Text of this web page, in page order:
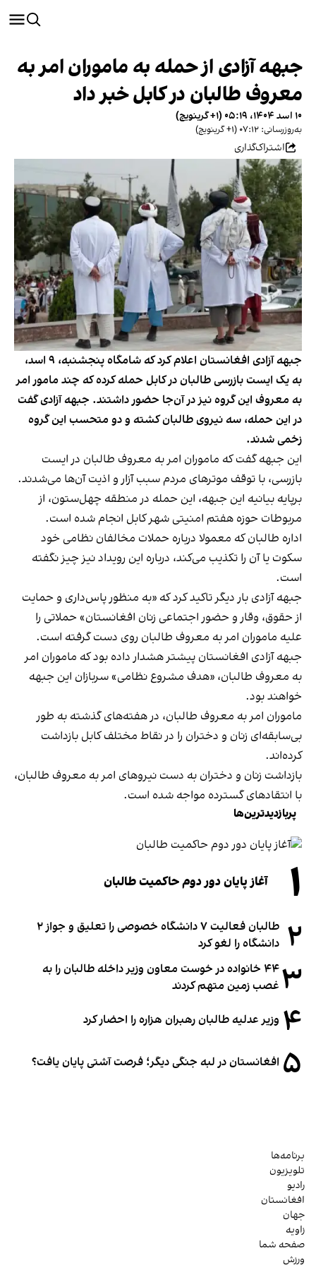
جبهه آزادی از حمله به ماموران امر به
معروف طالبان در کابل خبر داد
۱۰ اسد ۱۴۰۴، ۰۵:۱۹ (‎+۱ گرینویچ)
به‌روزرسانی: ۰۷:۱۲ (‎+۱ گرینویچ)
اشتراک‌گذاری
جبهه آزادی افغانستان اعلام کرد که شامگاه پنجشنبه، ۹ اسد،
به یک ایست بازرسی طالبان در کابل حمله کرده که چند مامور امر
به معروف این گروه نیز در آن‌جا حضور داشتند. جبهه آزادی گفت
در این حمله، سه نیروی طالبان کشته و دو متحسب این گروه
زخمی شدند.
این جبهه گفت که ماموران امر به معروف طالبان در ایست
بازرسی، با توقف موترهای مردم سبب آزار و اذیت آن‌ها می‌شدند.
برپایه بیانیه این جبهه، این حمله در منطقه چهل‌ستون، از
مربوطات حوزه هفتم امنیتی شهر کابل انجام شده است.
اداره طالبان که معمولا درباره حملات مخالفان نظامی خود
سکوت یا آن را تکذیب می‌کند، درباره این رویداد نیز چیز نگفته
است.
جبهه آزادی بار دیگر تاکید کرد که «به منظور پاس‌داری و حمایت
از حقوق، وقار و حضور اجتماعی زنان افغانستان» حملاتی را
علیه ماموران امر به معروف طالبان روی دست گرفته است.
جبهه آزادی افغانستان پیشتر هشدار داده بود که ماموران امر
به معروف طالبان، «هدف مشروع نظامی» سربازان این جبهه
خواهند بود.
ماموران امر به معروف طالبان، در هفته‌های گذشته به طور
بی‌سابقه‌ای زنان و دختران را در نقاط مختلف کابل بازداشت
کرده‌اند.
بازداشت زنان و دختران به دست نیروهای امر به معروف طالبان،
با انتقادهای گسترده مواجه شده است.
پربازدیدترین‌ها
۱ آغاز پایان دور دوم حاکمیت طالبان
۲
طالبان فعالیت ۷ دانشگاه خصوصی را تعلیق و جواز ۲
دانشگاه را لغو کرد
۳
۴۴ خانواده در خوست معاون وزیر داخله طالبان را به
غصب زمین متهم کردند
۴ وزیر عدلیه طالبان رهبران هزاره را احضار کرد
۵ افغانستان در لبه جنگی دیگر؛ فرصت آشتی پایان یافت؟
برنامه‌ها
تلویزیون
رادیو
افغانستان
جهان
زاویه
صفحه شما
ورزش